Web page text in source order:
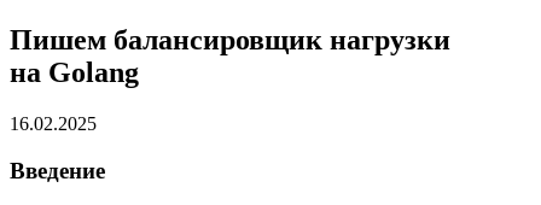
Пишем балансировщик нагрузки
на Golang
16.02.2025
Введение